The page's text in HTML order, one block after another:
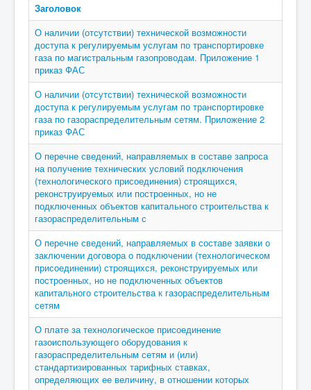
Заголовок
О наличии (отсутствии) технической возможности
доступа к регулируемым услугам по транспортировке
газа по магистральным газопроводам. Приложение 1
приказ ФАС
О наличии (отсутствии) технической возможности
доступа к регулируемым услугам по транспортировке
газа по газораспределительным сетям. Приложение 2
приказ ФАС
О перечне сведений, направляемых в составе запроса
на получение технических условий подключения
(технологического присоединения) строящихся,
реконструируемых или построенных, но не
подключенных объектов капитального строительства к
газораспределительным с
О перечне сведений, направляемых в составе заявки о
заключении договора о подключении (технологическом
присоединении) строящихся, реконструируемых или
построенных, но не подключенных объектов
капитального строительства к газораспределительным
сетям
О плате за технологическое присоединение
газоиспользующего оборудования к
газораспределительным сетям и (или)
стандартизированных тарифных ставках,
определяющих ее величину, в отношении которых